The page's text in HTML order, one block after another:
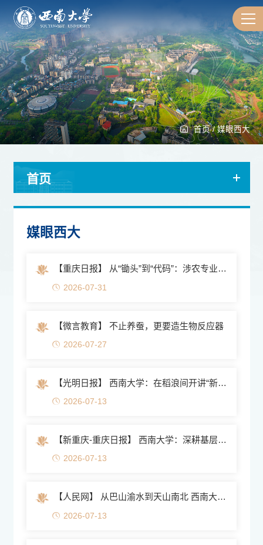
首页/媒眼西大
首页
媒眼西大
【重庆日报】 从“锄头”到“代码”：涉农专业的数字...
2026-07-31
【微言教育】 不止养蚕，更要造生物反应器
2026-07-27
【光明日报】 西南大学：在稻浪间开讲“新农科”思政大课
2026-07-13
【新重庆-重庆日报】 西南大学：深耕基层沃土 万名学子投身暑...
2026-07-13
【人民网】 从巴山渝水到天山南北 西南大学园艺学子...
2026-07-13